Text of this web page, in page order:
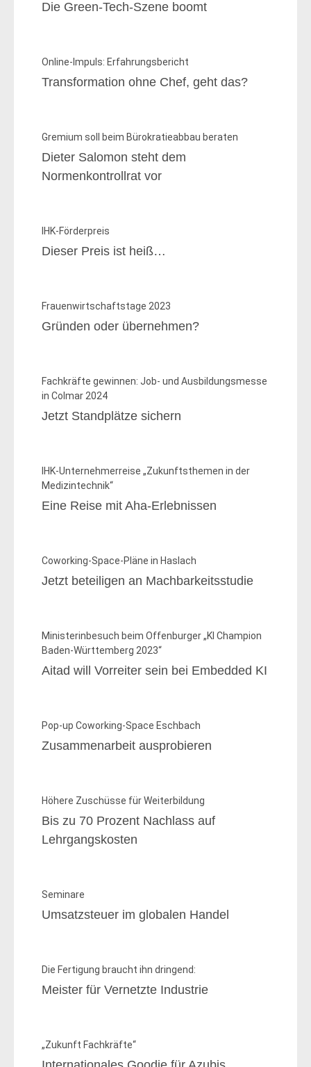
Die Green-Tech-Szene boomt
Online-Impuls: Erfahrungsbericht
Transformation ohne Chef, geht das?
Gremium soll beim Bürokratieabbau beraten
Dieter Salomon steht dem
Normenkontrollrat vor
IHK-Förderpreis
Dieser Preis ist heiß…
Frauenwirtschaftstage 2023
Gründen oder übernehmen?
Fachkräfte gewinnen: Job- und Ausbildungsmesse
in Colmar 2024
Jetzt Standplätze sichern
IHK-Unternehmerreise „Zukunftsthemen in der
Medizintechnik“
Eine Reise mit Aha-Erlebnissen
Coworking-Space-Pläne in Haslach
Jetzt beteiligen an Machbarkeitsstudie
Ministerinbesuch beim Offenburger „KI Champion
Baden-Württemberg 2023“
Aitad will Vorreiter sein bei Embedded KI
Pop-up Coworking-Space Eschbach
Zusammenarbeit ausprobieren
Höhere Zuschüsse für Weiterbildung
Bis zu 70 Prozent Nachlass auf
Lehrgangskosten
Seminare
Umsatzsteuer im globalen Handel
Die Fertigung braucht ihn dringend:
Meister für Vernetzte Industrie
„Zukunft Fachkräfte“